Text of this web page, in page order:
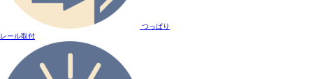
つっぱり
レール取付